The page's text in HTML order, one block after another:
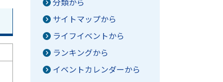
分類から
サイトマップから
ライフイベントから
ランキングから
イベントカレンダーから